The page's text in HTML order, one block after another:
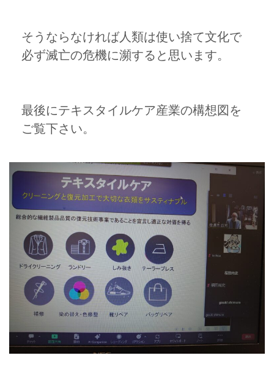
そうならなければ人類は使い捨て文化で
必ず滅亡の危機に瀕すると思います。
最後にテキスタイルケア産業の構想図を
ご覧下さい。